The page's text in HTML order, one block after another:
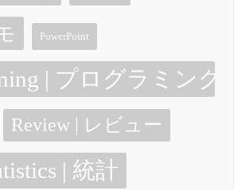
PowerPoint
| プログラミング
Review | レビュー
| 統計